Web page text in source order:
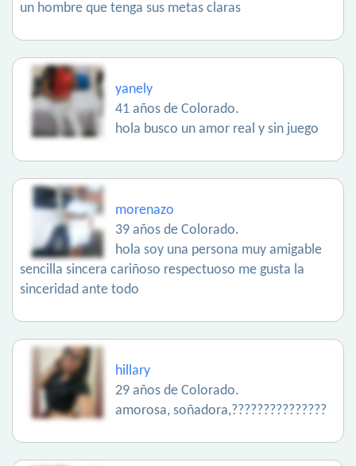
un hombre que tenga sus metas claras
yanely
41 años de Colorado.
hola busco un amor real y sin juego
morenazo
39 años de Colorado.
hola soy una persona muy amigable
sencilla sincera cariñoso respectuoso me gusta la
sinceridad ante todo
hillary
29 años de Colorado.
amorosa, soñadora,???????????????